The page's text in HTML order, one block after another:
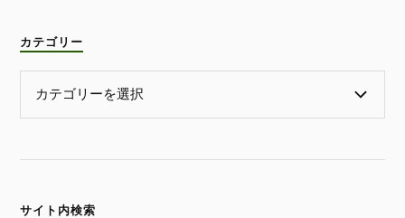
カテゴリー
サイト内検索